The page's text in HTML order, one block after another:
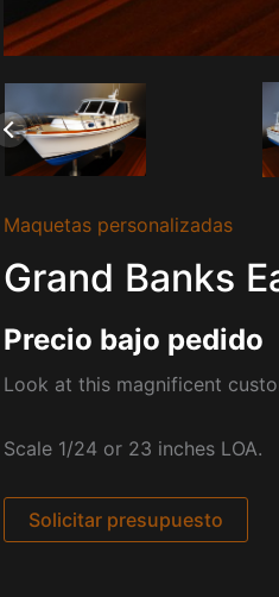
Maquetas personalizadas
Grand Banks
Precio bajo pedido
Look at this magnificent
Scale 1/24 or 23 inches LOA.
Solicitar presupuesto